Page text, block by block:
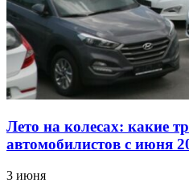
Лето на колесах: какие
автомобилистов с июня
3 июня